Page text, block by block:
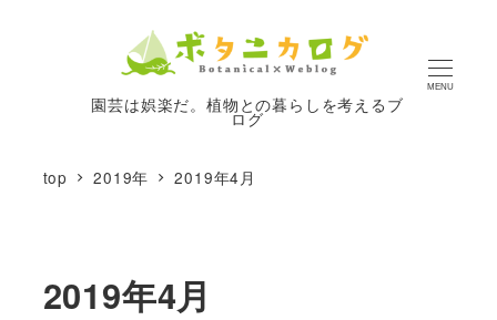
園芸は娯楽だ。植物との暮らしを考えるブ
ログ
MENU
top 2019年 2019年4月
2019年4月